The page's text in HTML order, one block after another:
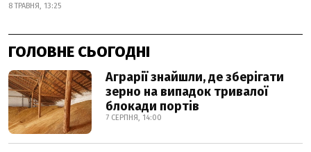
8 ТРАВНЯ, 13:25
ГОЛОВНЕ СЬОГОДНІ
Аграрії знайшли, де зберігати
зерно на випадок тривалої
блокади портів
7 СЕРПНЯ, 14:00